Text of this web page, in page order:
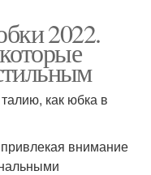
2022.
как юбка в
внимание